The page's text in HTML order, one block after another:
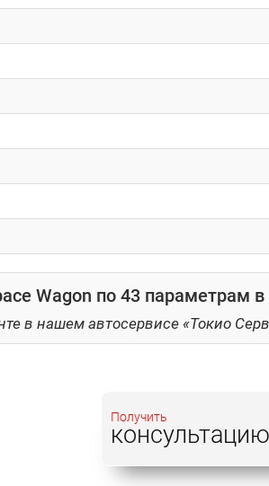
Wagon по 43 параметрам в
в нашем автосервисе «Токио
Получить
консультацию